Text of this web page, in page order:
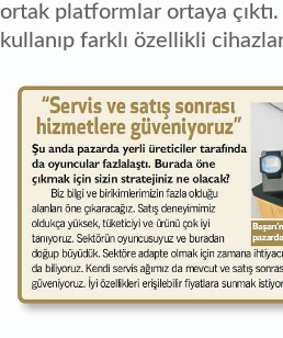
ortak platformlar ortaya
kullanıp farklı özellikli